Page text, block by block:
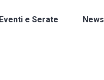
Eventi e Serate News